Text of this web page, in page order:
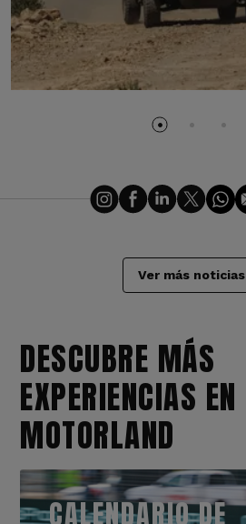
Ver más noticias
DESCUBRE MÁS
EXPERIENCIAS EN
MOTORLAND
CALENDARIO DE